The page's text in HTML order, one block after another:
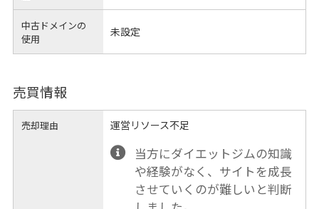
中古ドメインの
使用
未設定
売買情報
売却理由 運営リソース不足
当方にダイエットジムの知識
や経験がなく、サイトを成長
させていくのが難しいと判断